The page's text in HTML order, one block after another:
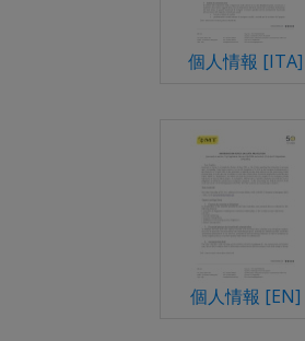
個人情報 [ITA]
個人情報 [EN]